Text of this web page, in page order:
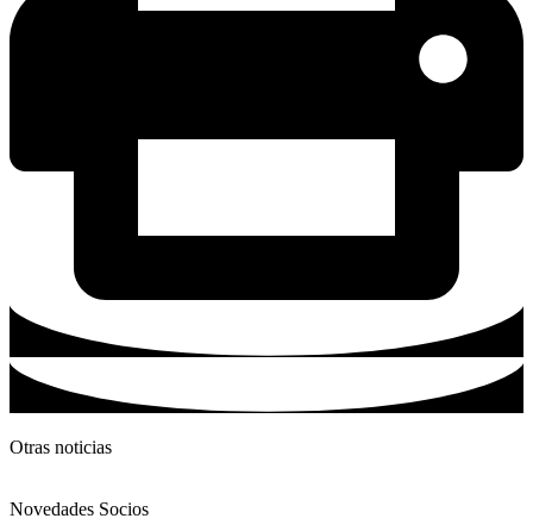
Otras noticias
Novedades Socios